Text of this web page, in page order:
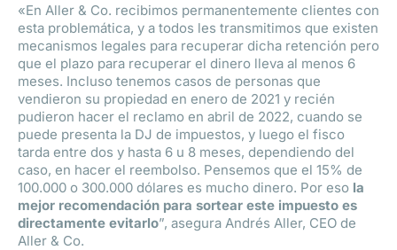
«En Aller & Co. recibimos permanentemente clientes con
esta problemática, y a todos les transmitimos que existen
mecanismos legales para recuperar dicha retención pero
que el plazo para recuperar el dinero lleva al menos 6
meses. Incluso tenemos casos de personas que
vendieron su propiedad en enero de 2021 y recién
pudieron hacer el reclamo en abril de 2022, cuando se
puede presenta la DJ de impuestos, y luego el fisco
tarda entre dos y hasta 6 u 8 meses, dependiendo del
caso, en hacer el reembolso. Pensemos que el 15% de
100.000 o 300.000 dólares es mucho dinero. Por eso la
mejor recomendación para sortear este impuesto es
directamente evitarlo”, asegura Andrés Aller, CEO de
Aller & Co.